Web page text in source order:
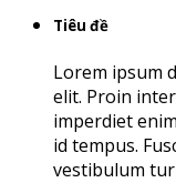
Tiêu đề
Lorem ipsum
elit. Proin
imperdiet
id tempus.
vestibulum